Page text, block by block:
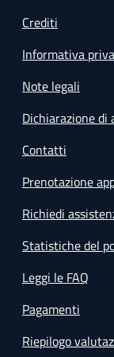
Crediti
Informativa
Note legali
Dichiarazione di
Contatti
Prenotazione
Richiedi
Statistiche del
Leggi le FAQ
Pagamenti
Riepilogo